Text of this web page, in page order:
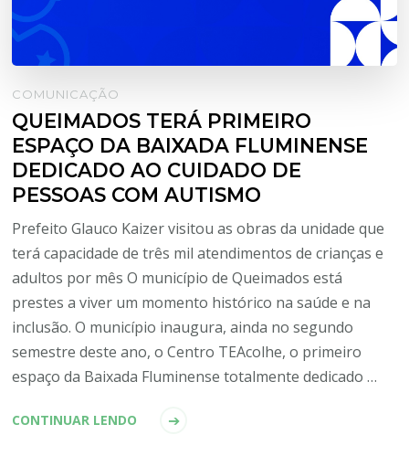
COMUNICAÇÃO
QUEIMADOS TERÁ PRIMEIRO
ESPAÇO DA BAIXADA FLUMINENSE
DEDICADO AO CUIDADO DE
PESSOAS COM AUTISMO
Prefeito Glauco Kaizer visitou as obras da unidade que
terá capacidade de três mil atendimentos de crianças e
adultos por mês O município de Queimados está
prestes a viver um momento histórico na saúde e na
inclusão. O município inaugura, ainda no segundo
semestre deste ano, o Centro TEAcolhe, o primeiro
espaço da Baixada Fluminense totalmente dedicado …
CONTINUAR LENDO